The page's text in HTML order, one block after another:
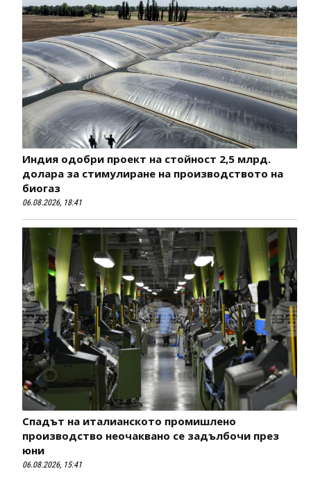
Индия одобри проект на стойност 2,5 млрд.
долара за стимулиране на производството на
биогаз
06.08.2026, 18:41
Спадът на италианското промишлено
производство неочаквано се задълбочи през
юни
06.08.2026, 15:41